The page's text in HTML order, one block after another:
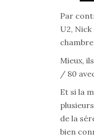
Par
U2,
chambre
Mieux,
/ 80
Et si la
de la
bien